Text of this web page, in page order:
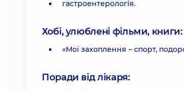
гастроентерологія.
Хобі, улюблені фільми, книги:
«Мої захоплення – спорт,
Поради від лікаря: